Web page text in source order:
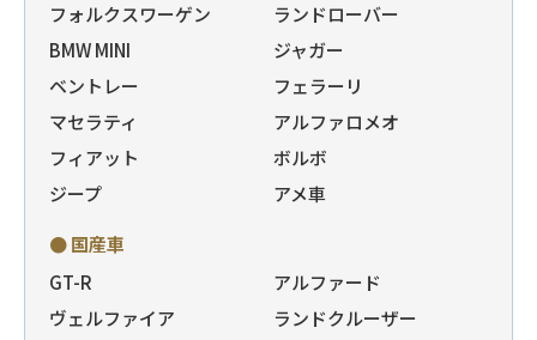
フォルクスワーゲン
ランドローバー
BMW MINI
ジャガー
ベントレー
フェラーリ
マセラティ
アルファロメオ
フィアット
ボルボ
ジープ
アメ車
● 国産車
GT-R
アルファード
ヴェルファイア
ランドクルーザー